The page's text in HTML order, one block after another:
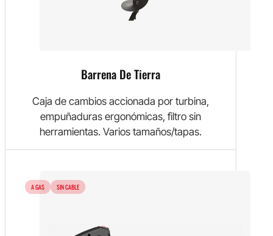
Barrena De Tierra
Caja de cambios accionada por turbina,
empuñaduras ergonómicas, filtro sin
herramientas. Varios tamaños/tapas.
A GAS SIN CABLE